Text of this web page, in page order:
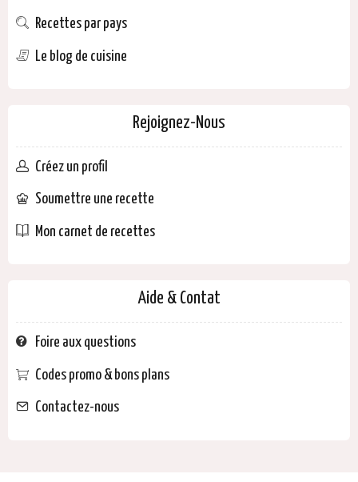
Recettes par pays
Le blog de cuisine
Rejoignez-Nous
Créez un profil
Soumettre une recette
Mon carnet de recettes
Aide & Contat
Foire aux questions
Codes promo & bons plans
Contactez-nous